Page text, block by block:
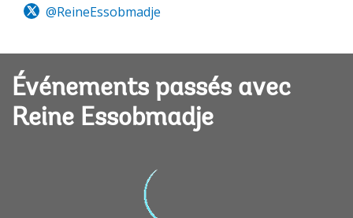
@ReineEssobmadje
Événements passés avec
Reine Essobmadje